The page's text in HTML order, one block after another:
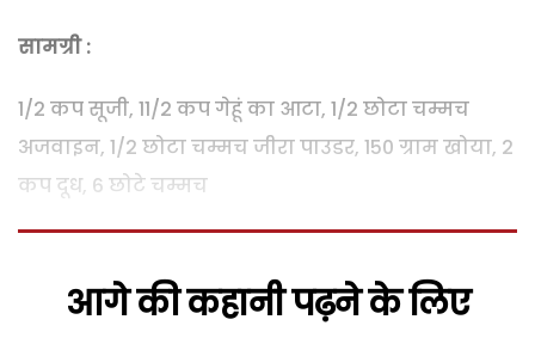
सामग्री :
1/2 कप सूजी, 11/2 कप गेहूं का आटा, 1/2 छोटा चम्मच
अजवाइन, 1/2 छोटा चम्मच जीरा पाउडर, 150 ग्राम खोया, 2
कप दूध, 6 छोटे चम्मच
आगे की कहानी पढ़ने के लिए